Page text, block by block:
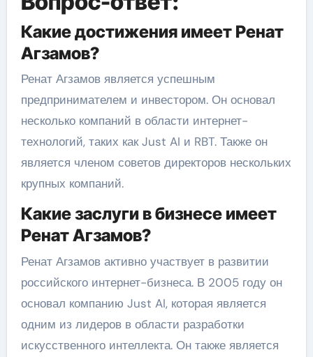
Какие достижения имеет Ренат
Агзамов?
Ренат Агзамов является успешным
предпринимателем и инвестором. Он основал
несколько компаний в области интернет-
технологий, таких как Just AI и RBT. Также он
является членом советов директоров нескольких
крупных компаний.
Какие заслуги в бизнесе имеет
Ренат Агзамов?
Ренат Агзамов активно участвует в развитии
российского интернет-бизнеса. В 2005 году он
основал компанию Just AI, которая является
одним из лидеров в области разработки
искусственного интеллекта. Он также является